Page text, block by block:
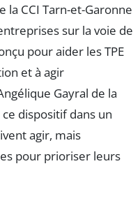
la CCI Tarn-et-Garonne
sur la voie de
pour aider les TPE
et à agir
Gayral de la
dispositif dans un
agir, mais
pour prioriser leurs